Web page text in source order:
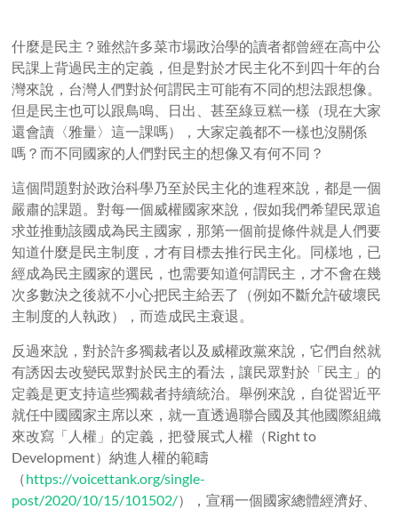
什麼是民主？雖然許多菜市場政治學的讀者都曾經在高中公
民課上背過民主的定義，但是對於才民主化不到四十年的台
灣來說，台灣人們對於何謂民主可能有不同的想法跟想像。
但是民主也可以跟鳥鳴、日出、甚至綠豆糕一樣（現在大家
還會讀〈雅量〉這一課嗎），大家定義都不一樣也沒關係
嗎？而不同國家的人們對民主的想像又有何不同？
這個問題對於政治科學乃至於民主化的進程來說，都是一個
嚴肅的課題。對每一個威權國家來說，假如我們希望民眾追
求並推動該國成為民主國家，那第一個前提條件就是人們要
知道什麼是民主制度，才有目標去推行民主化。同樣地，已
經成為民主國家的選民，也需要知道何謂民主，才不會在幾
次多數決之後就不小心把民主給丟了（例如不斷允許破壞民
主制度的人執政），而造成民主衰退。
反過來說，對於許多獨裁者以及威權政黨來說，它們自然就
有誘因去改變民眾對於民主的看法，讓民眾對於「民主」的
定義是更支持這些獨裁者持續統治。舉例來說，自從習近平
就任中國國家主席以來，就一直透過聯合國及其他國際組織
來改寫「人權」的定義，把發展式人權（Right to
Development）納進人權的範疇
（https://voicettank.org/single-
post/2020/10/15/101502/），宣稱一個國家總體經濟好、